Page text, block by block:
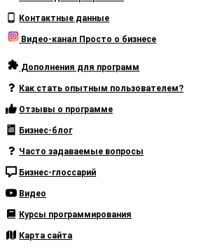
Контактные данные
Видео-канал Просто о бизнесе
Дополнения для программ
Как стать опытным пользователем?
Отзывы о программе
Бизнес-блог
Часто задаваемые вопросы
Бизнес-глоссарий
Видео
Курсы программирования
Карта сайта